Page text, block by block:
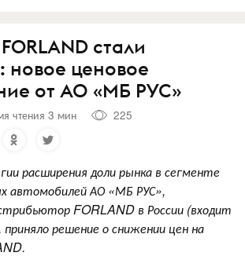
стали
новое ценовое
от АО «МБ РУС»
чтения 3 мин
225
расширения доли рынка в сегменте
автомобилей АО «МБ РУС»,
FORLAND в России (входит
решение о снижении цен на